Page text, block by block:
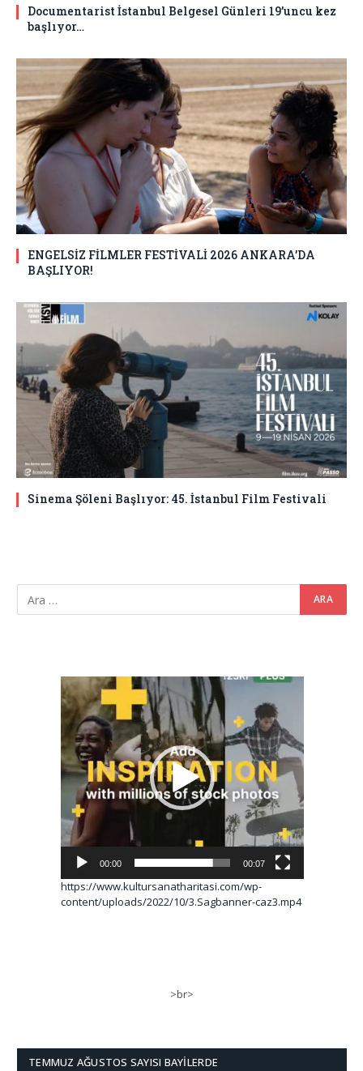
Documentarist İstanbul Belgesel Günleri 19’uncu kez
başlıyor…
ENGELSİZ FİLMLER FESTİVALİ 2026 ANKARA’DA
BAŞLIYOR!
Sinema Şöleni Başlıyor: 45. İstanbul Film Festivali
Video
oynatıcı
00:00 00:07
https://www.kultursanatharitasi.com/wp-
content/uploads/2022/10/3.Sagbanner-caz3.mp4
>br>
TEMMUZ AĞUSTOS SAYISI BAYILERDE